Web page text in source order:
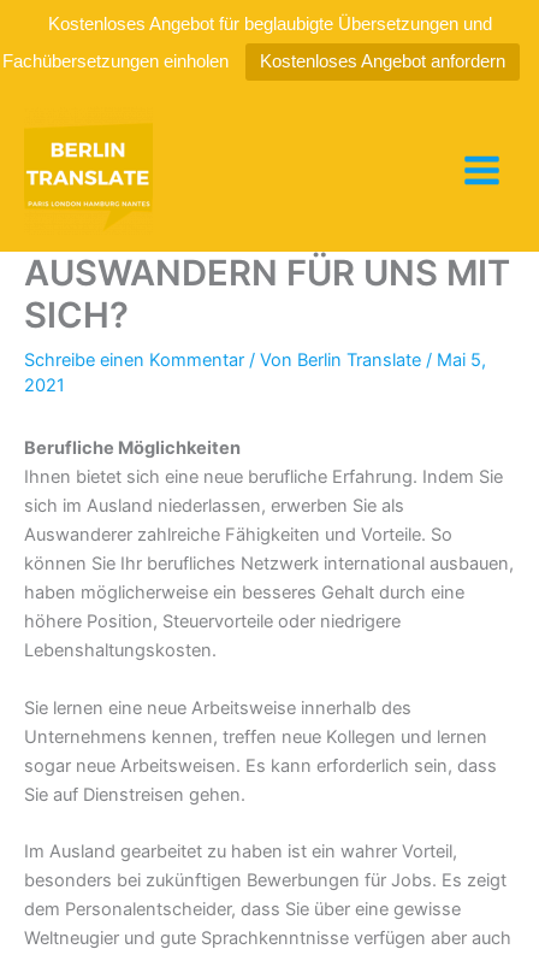
Kostenloses Angebot für beglaubigte Übersetzungen und
Fachübersetzungen einholen
Kostenloses Angebot anfordern
springen
AUSWANDERN FÜR UNS MIT
SICH?
Schreibe einen Kommentar / Von Berlin Translate / Mai 5,
2021
Berufliche Möglichkeiten
Ihnen bietet sich eine neue berufliche Erfahrung. Indem Sie
sich im Ausland niederlassen, erwerben Sie als
Auswanderer zahlreiche Fähigkeiten und Vorteile. So
können Sie Ihr berufliches Netzwerk international ausbauen,
haben möglicherweise ein besseres Gehalt durch eine
höhere Position, Steuervorteile oder niedrigere
Lebenshaltungskosten.
Sie lernen eine neue Arbeitsweise innerhalb des
Unternehmens kennen, treffen neue Kollegen und lernen
sogar neue Arbeitsweisen. Es kann erforderlich sein, dass
Sie auf Dienstreisen gehen.
Im Ausland gearbeitet zu haben ist ein wahrer Vorteil,
besonders bei zukünftigen Bewerbungen für Jobs. Es zeigt
dem Personalentscheider, dass Sie über eine gewisse
Weltneugier und gute Sprachkenntnisse verfügen aber auch